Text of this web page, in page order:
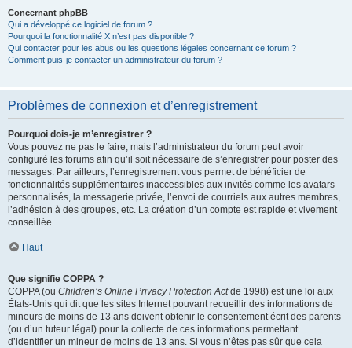
Concernant phpBB
Qui a développé ce logiciel de forum ?
Pourquoi la fonctionnalité X n’est pas disponible ?
Qui contacter pour les abus ou les questions légales concernant ce forum ?
Comment puis-je contacter un administrateur du forum ?
Problèmes de connexion et d’enregistrement
Pourquoi dois-je m’enregistrer ?
Vous pouvez ne pas le faire, mais l’administrateur du forum peut avoir
configuré les forums afin qu’il soit nécessaire de s’enregistrer pour poster des
messages. Par ailleurs, l’enregistrement vous permet de bénéficier de
fonctionnalités supplémentaires inaccessibles aux invités comme les avatars
personnalisés, la messagerie privée, l’envoi de courriels aux autres membres,
l’adhésion à des groupes, etc. La création d’un compte est rapide et vivement
conseillée.
Haut
Que signifie COPPA ?
COPPA (ou Children’s Online Privacy Protection Actde 1998) est une loi aux
États-Unis qui dit que les sites Internet pouvant recueillir des informations de
mineurs de moins de 13 ans doivent obtenir le consentement écrit des parents
(ou d’un tuteur légal) pour la collecte de ces informations permettant
d’identifier un mineur de moins de 13 ans. Si vous n’êtes pas sûr que cela